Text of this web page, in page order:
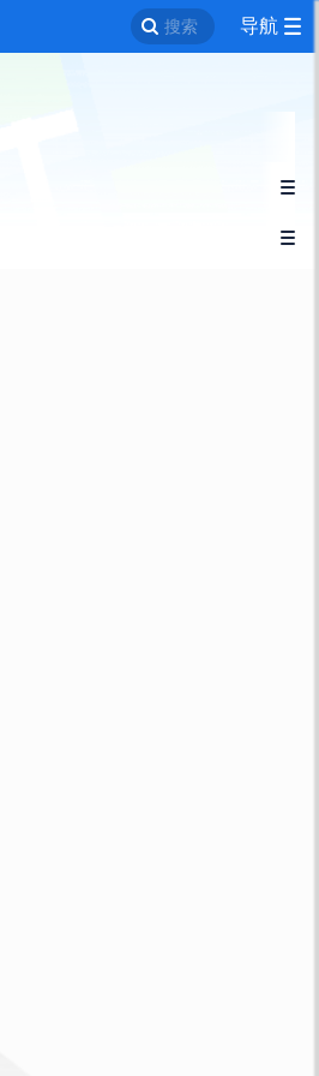
搜索 导航

